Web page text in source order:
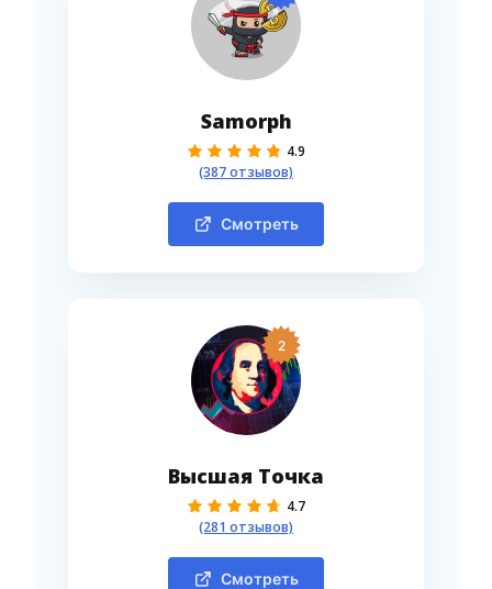
Samorph
4.9
(387 отзывов)
Смотреть
2
Высшая Точка
4.7
(281 отзывов)
Смотреть